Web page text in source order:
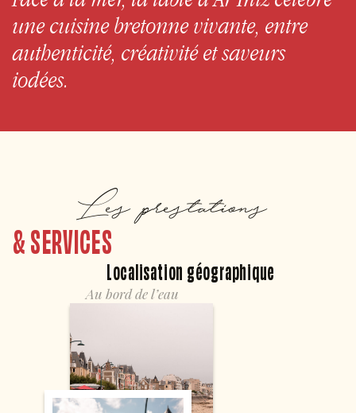
une cuisine bretonne vivante, entre
authenticité, créativité et saveurs
iodées.
Les prestations
& SERVICES
Localisation géographique
Au bord de l’eau